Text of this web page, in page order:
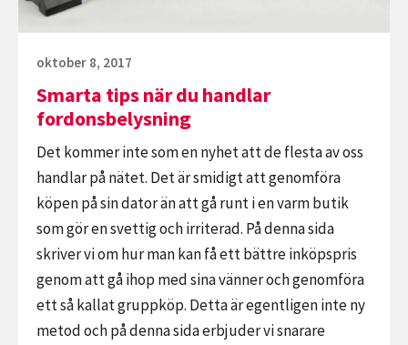
Publicerat
oktober 8, 2017
Smarta tips när du handlar
fordonsbelysning
Det kommer inte som en nyhet att de flesta av oss
handlar på nätet. Det är smidigt att genomföra
köpen på sin dator än att gå runt i en varm butik
som gör en svettig och irriterad. På denna sida
skriver vi om hur man kan få ett bättre inköpspris
genom att gå ihop med sina vänner och genomföra
ett så kallat gruppköp. Detta är egentligen inte ny
metod och på denna sida erbjuder vi snarare